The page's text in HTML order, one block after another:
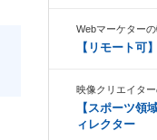
Webマーケター
【リモート可
映像クリエイタ
【スポーツ領
ィレクター